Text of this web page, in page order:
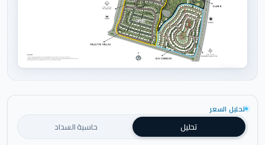
تحليل السعر
تحليل حاسبة السداد